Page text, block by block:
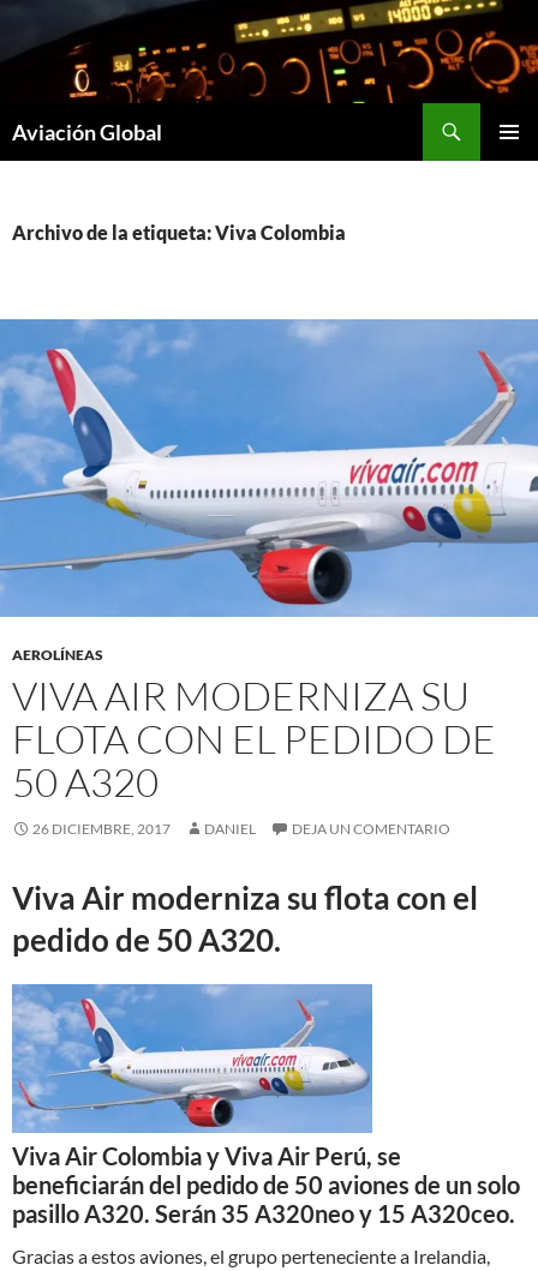
contenido
Aviación Global
Archivo de la etiqueta: Viva Colombia
AEROLÍNEAS
VIVA AIR MODERNIZA SU
FLOTA CON EL PEDIDO DE
50 A320
26 DICIEMBRE, 2017 DANIEL DEJA UN COMENTARIO
Viva Air moderniza su flota con el
pedido de 50 A320.
Viva Air Colombia y Viva Air Perú, se
beneficiarán del pedido de 50 aviones de un solo
pasillo A320. Serán 35 A320neo y 15 A320ceo.
Gracias a estos aviones, el grupo perteneciente a Irelandia,